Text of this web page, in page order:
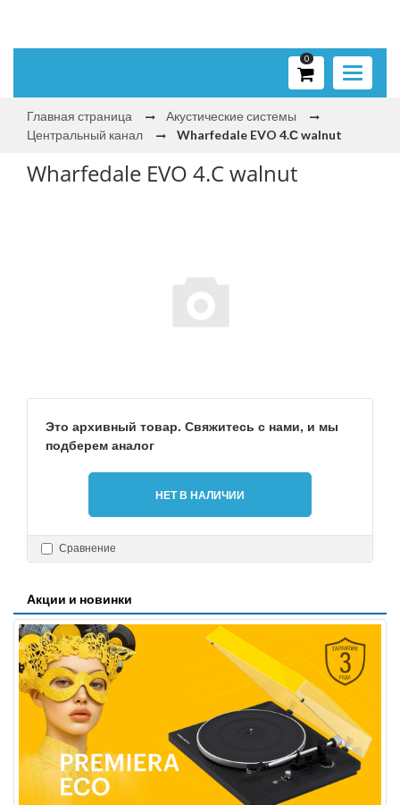
Toggle
0
Главная страница
Акустические системы
Центральный канал
Wharfedale EVO 4.С walnut
Wharfedale EVO 4.С walnut
Это архивный товар. Свяжитесь с нами, и мы
подберем аналог
НЕТ В НАЛИЧИИ
Сравнение
Акции и новинки